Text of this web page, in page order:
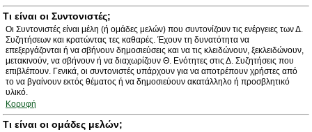
Τι είναι οι Συντονιστές;
Οι Συντονιστές είναι μέλη (ή ομάδες μελών) που συντονίζουν τις ενέργειες των Δ.
Συζητήσεων και κρατώντας τες καθαρές. Έχουν τη δυνατότητα να
επεξεργάζονται ή να σβήνουν δημοσιεύσεις και να τις κλειδώνουν, ξεκλειδώνουν,
μετακινούν, να σβήνουν ή να διαχωρίζουν Θ. Ενότητες στις Δ. Συζητήσεις που
επιβλέπουν. Γενικά, οι συντονιστές υπάρχουν για να αποτρέπουν χρήστες από
το να βγαίνουν εκτός θέματος ή να δημοσιεύουν ακατάλληλο ή προσβλητικό
υλικό.
Κορυφή
Τι είναι οι ομάδες μελών;